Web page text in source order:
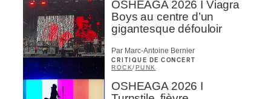
OSHEAGA 2026 I Viagra
Boys au centre d’un
gigantesque défouloir
Par Marc-Antoine Bernier
CRITIQUE DE CONCERT
ROCK/PUNK
OSHEAGA 2026 I